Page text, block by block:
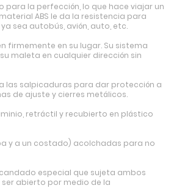
para la perfección, lo que hace viajar un
ABS le da la resistencia para
sea autobús, avión, auto, etc.
firmemente en su lugar. Su sistema
maleta en cualquier dirección sin
las salpicaduras para dar protección a
de ajuste y cierres metálicos.
retráctil y recubierto en plástico
y a un costado) acolchadas para no
especial que sujeta ambos
abierto por medio de la